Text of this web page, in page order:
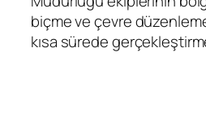
biçme ve çevre
kısa sürede